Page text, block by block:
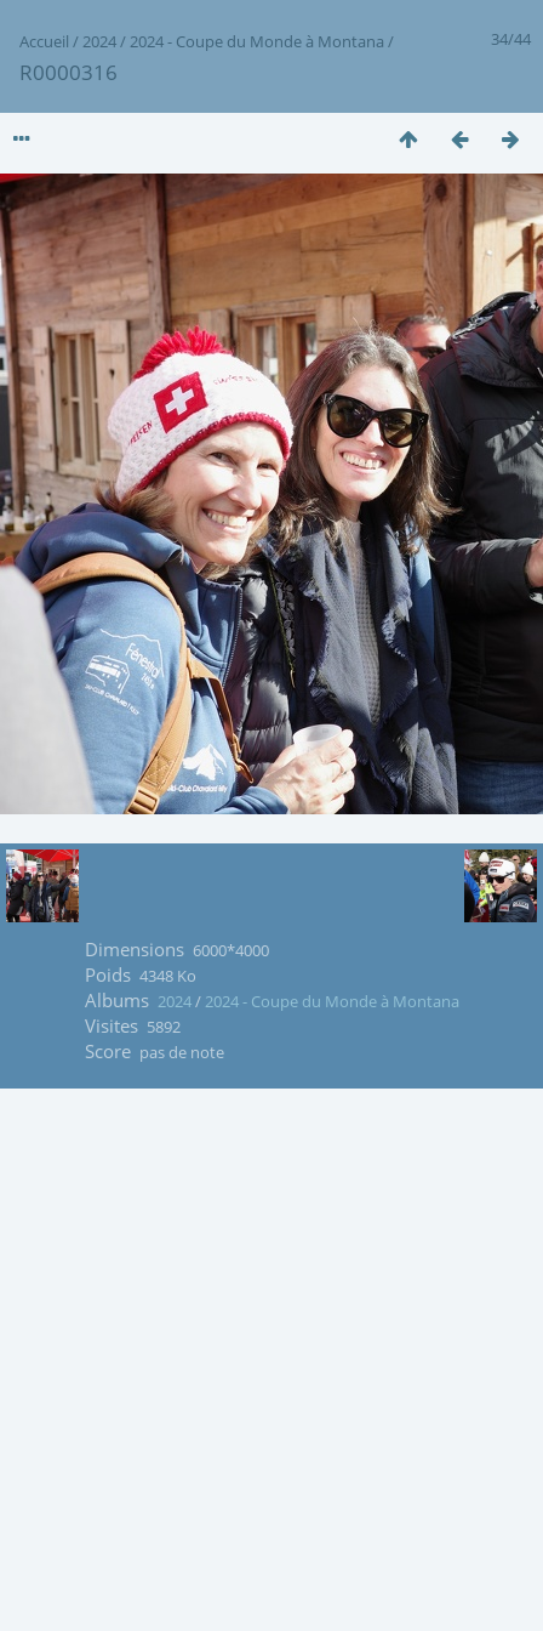
34/44
Accueil /2024/2024 - Coupe du Monde à Montana /
R0000316
Dimensions 6000*4000
Poids 4348 Ko
Albums 2024/ 2024 - Coupe du Monde à Montana
Visites 5892
Score pas de note